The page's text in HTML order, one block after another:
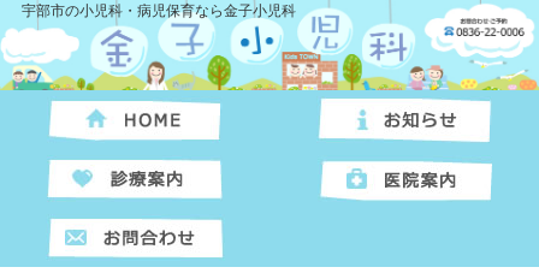
宇部市の小児科・病児保育なら金子小児科